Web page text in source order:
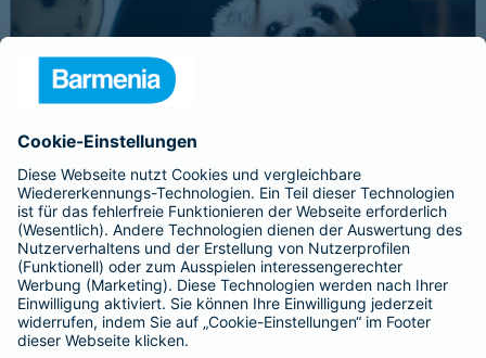
Schnelle Notfallversorgung bei Ernstfällen
gewährleisten
Der Dackel Balu macht für Leckerlies alles. Beim Gassigehen
frisst er leider eine mit Rasierklingen gespickte Wurst. Die